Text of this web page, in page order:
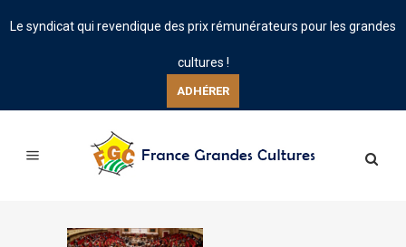
Le syndicat qui revendique des prix rémunérateurs pour les grandes
cultures !
ADHÉRER